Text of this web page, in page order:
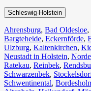
Schleswig-Holstein
Ahrensburg, Bad Oldesloe,
Bargteheide, Eckernförde,
Ulzburg, Kaltenkirchen,
Neustadt in Holstein,
Ratekau, Reinbek,
Schwarzenbek,
Schwentinental,